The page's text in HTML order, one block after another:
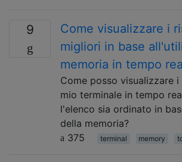
9
Come visualizzare i
migliori in base
memoria in tempo
Come posso visualizzare
mio terminale in tempo
l'elenco sia ordinato in
della memoria?
375
terminal memory